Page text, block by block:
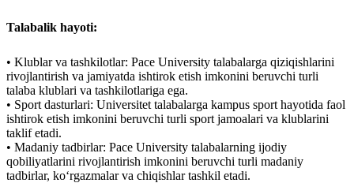
Talabalik hayoti:
• Klublar va tashkilotlar: Pace University talabalarga qiziqishlarini
rivojlantirish va jamiyatda ishtirok etish imkonini beruvchi turli
talaba klublari va tashkilotlariga ega.
• Sport dasturlari: Universitet talabalarga kampus sport hayotida faol
ishtirok etish imkonini beruvchi turli sport jamoalari va klublarini
taklif etadi.
• Madaniy tadbirlar: Pace University talabalarning ijodiy
qobiliyatlarini rivojlantirish imkonini beruvchi turli madaniy
tadbirlar, ko‘rgazmalar va chiqishlar tashkil etadi.